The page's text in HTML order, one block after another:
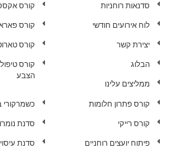
סדנאות רוחניות
לוח אירועים חודשי
יצירת קשר
הבלוג
ממליצים עלינו
קורס
קורס
קורס
קורס
הצבע
קורס פתרון חלומות
קורס רייקי
פיתוח יועצים רוחניים
כשמרקורי
סדנת
סדנת